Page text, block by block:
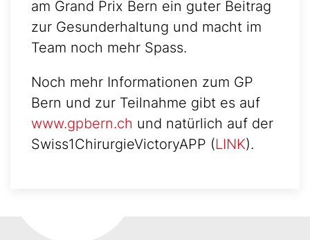
am Grand Prix Bern ein guter Beitrag
zur Gesunderhaltung und macht im
Team noch mehr Spass.
Noch mehr Informationen zum GP
Bern und zur Teilnahme gibt es auf
www.gpbern.ch und natürlich auf der
Swiss1ChirurgieVictoryAPP (LINK).